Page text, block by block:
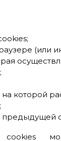
(или
которой
cookies